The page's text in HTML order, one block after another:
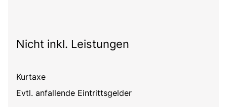
Nicht inkl. Leistungen
Kurtaxe
Evtl. anfallende Eintrittsgelder